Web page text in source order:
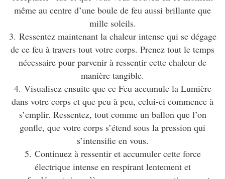
même au centre d’une boule de feu aussi brillante que
mille soleils.
3. Ressentez maintenant la chaleur intense qui se dégage
de ce feu à travers tout votre corps. Prenez tout le temps
nécessaire pour parvenir à ressentir cette chaleur de
manière tangible.
4. Visualisez ensuite que ce Feu accumule la Lumière
dans votre corps et que peu à peu, celui-ci commence à
s’emplir. Ressentez, tout comme un ballon que l’on
gonfle, que votre corps s’étend sous la pression qui
s’intensifie en vous.
5. Continuez à ressentir et accumuler cette force
électrique intense en respirant lentement et